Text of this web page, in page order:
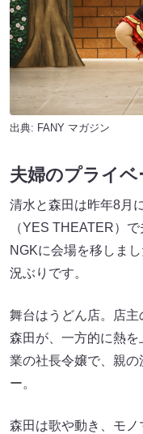
出典: FANY マガジン
夫婦のプライベ
清水と森田は昨年8月
（YES THEATER）
NGKに会場を移しま
況ぶりです。
舞台はうどん店。店
森田が、一方的に熱
業の社長令嬢で、親
ー。
森田は歌や動き、モ